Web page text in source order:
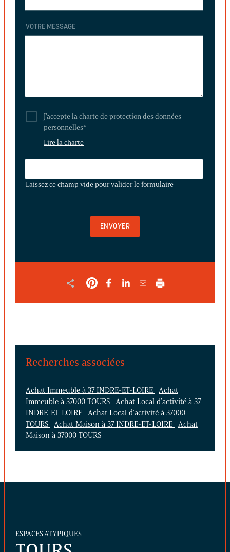
VOTRE MESSAGE
J'accepte la charte de protection des données
personnelles*
Lire la charte
CHAMP
Laissez ce champ vide pour valider le formulaire
Recherches associées
Achat Immeuble à 37 INDRE-ET-LOIRE
Achat
Immeuble à 37000 TOURS
Achat Local d'activité à 37
INDRE-ET-LOIRE
Achat Local d'activité à 37000
TOURS
Achat Maison à 37 INDRE-ET-LOIRE
Achat
Maison à 37000 TOURS
ESPACES ATYPIQUES